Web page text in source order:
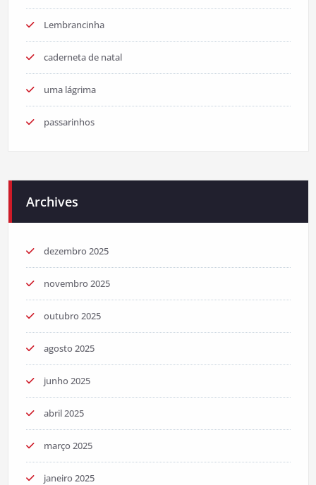
Lembrancinha
caderneta de natal
uma lágrima
passarinhos
Archives
dezembro 2025
novembro 2025
outubro 2025
agosto 2025
junho 2025
abril 2025
março 2025
janeiro 2025